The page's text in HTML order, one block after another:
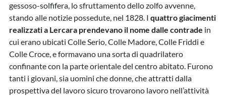
gessoso-solfifera, lo sfruttamento dello zolfo avvenne,
stando alle notizie possedute, nel 1828. I quattro giacimenti
realizzati a Lercara prendevano il nome dalle contrade in
cui erano ubicati Colle Serio, Colle Madore, Colle Friddi e
Colle Croce, e formavano una sorta di quadrilatero
confinante con la parte orientale del centro abitato. Furono
tanti i giovani, sia uomini che donne, che attratti dalla
prospettiva del lavoro sicuro trovarono lavoro nell’attività